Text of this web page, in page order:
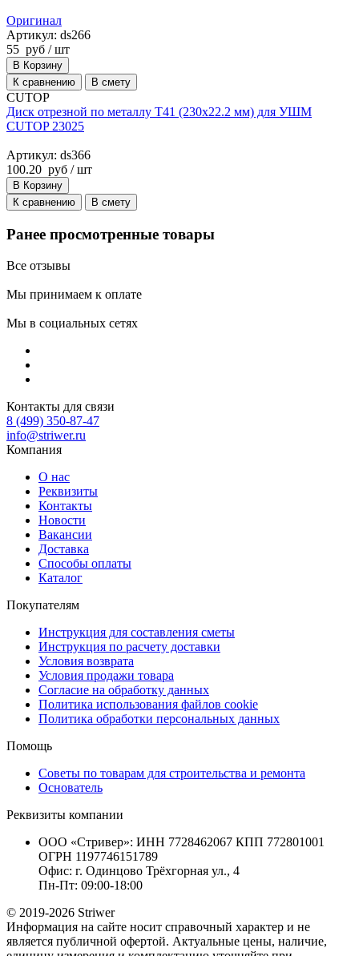
Оригинал
Артикул: ds266
55 руб / шт
В Корзину
К сравнению
В смету
CUTOP
Диск отрезной по металлу T41 (230х22.2 мм) для УШМ
CUTOP 23025
Артикул: ds366
100.20 руб / шт
В Корзину
К сравнению
В смету
Ранее просмотренные товары
Все отзывы
Мы принимаем к оплате
Мы в социальных сетях
Контакты для связи
8 (499) 350-87-47
info@striwer.ru
Компания
О нас
Реквизиты
Контакты
Новости
Вакансии
Доставка
Способы оплаты
Каталог
Покупателям
Инструкция для составления сметы
Инструкция по расчету доставки
Условия возврата
Условия продажи товара
Согласие на обработку данных
Политика использования файлов cookie
Политика обработки персональных данных
Помощь
Советы по товарам для строительства и ремонта
Основатель
Реквизиты компании
ООО «Стривер»: ИНН 7728462067 КПП 772801001
ОГРН 1197746151789
Офис: г. Одинцово Трёхгорная ул., 4
Пн-Пт: 09:00-18:00
© 2019-2026 Striwer
Информация на сайте носит справочный характер и не
является публичной офертой. Актуальные цены, наличие,